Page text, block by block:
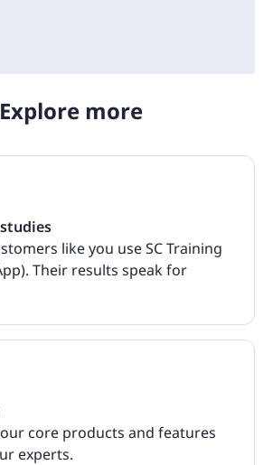
Explore more
like you use SC Training
Their results speak for
core products and features
experts.